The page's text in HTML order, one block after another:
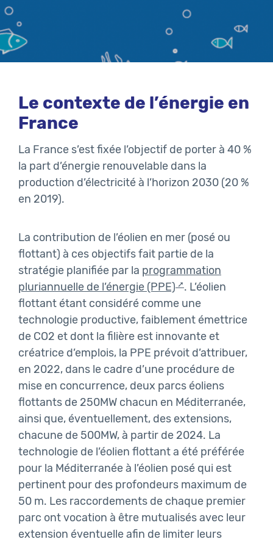
Le contexte de l’énergie en
France
La France s’est fixée l’objectif de porter à 40 %
la part d’énergie renouvelable dans la
production d’électricité à l’horizon 2030 (20 %
en 2019).
La contribution de l’éolien en mer (posé ou
flottant) à ces objectifs fait partie de la
stratégie planifiée par la programmation
pluriannuelle de l’énergie (PPE)
. L’éolien
flottant étant considéré comme une
technologie productive, faiblement émettrice
de CO2 et dont la filière est innovante et
créatrice d’emplois, la PPE prévoit d’attribuer,
en 2022, dans le cadre d’une procédure de
mise en concurrence, deux parcs éoliens
flottants de 250MW chacun en Méditerranée,
ainsi que, éventuellement, des extensions,
chacune de 500MW, à partir de 2024. La
technologie de l’éolien flottant a été préférée
pour la Méditerranée à l’éolien posé qui est
pertinent pour des profondeurs maximum de
50 m. Les raccordements de chaque premier
parc ont vocation à être mutualisés avec leur
extension éventuelle afin de limiter leurs